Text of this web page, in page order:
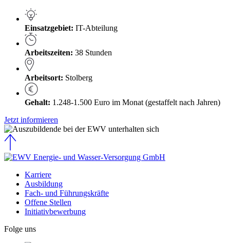
Einsatzgebiet: IT-Abteilung
Arbeitszeiten: 38 Stunden
Arbeitsort: Stolberg
Gehalt: 1.248-1.500 Euro im Monat (gestaffelt nach Jahren)
Jetzt informieren
Karriere
Ausbildung
Fach- und Führungskräfte
Offene Stellen
Initiativbewerbung
Folge uns